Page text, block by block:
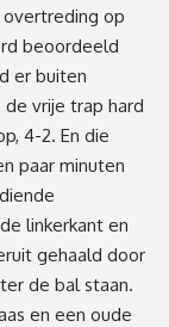
op
beoordeeld
er buiten
de vrije trap hard
4-2. En die
paar minuten
linkerkant en
gehaald door
de bal staan.
en een oude